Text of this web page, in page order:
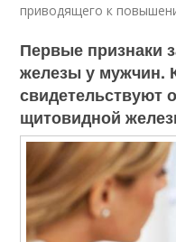
приводящего к
Первые признаки
железы у мужчин.
свидетельствуют
щитовидной